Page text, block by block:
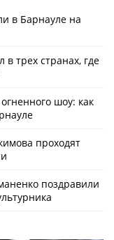
в Барнауле на
трех странах, где
шоу: как
проходят
поздравили